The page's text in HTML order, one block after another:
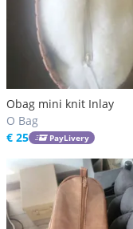
Obag mini knit Inlay
O Bag
€ 25
PayLivery